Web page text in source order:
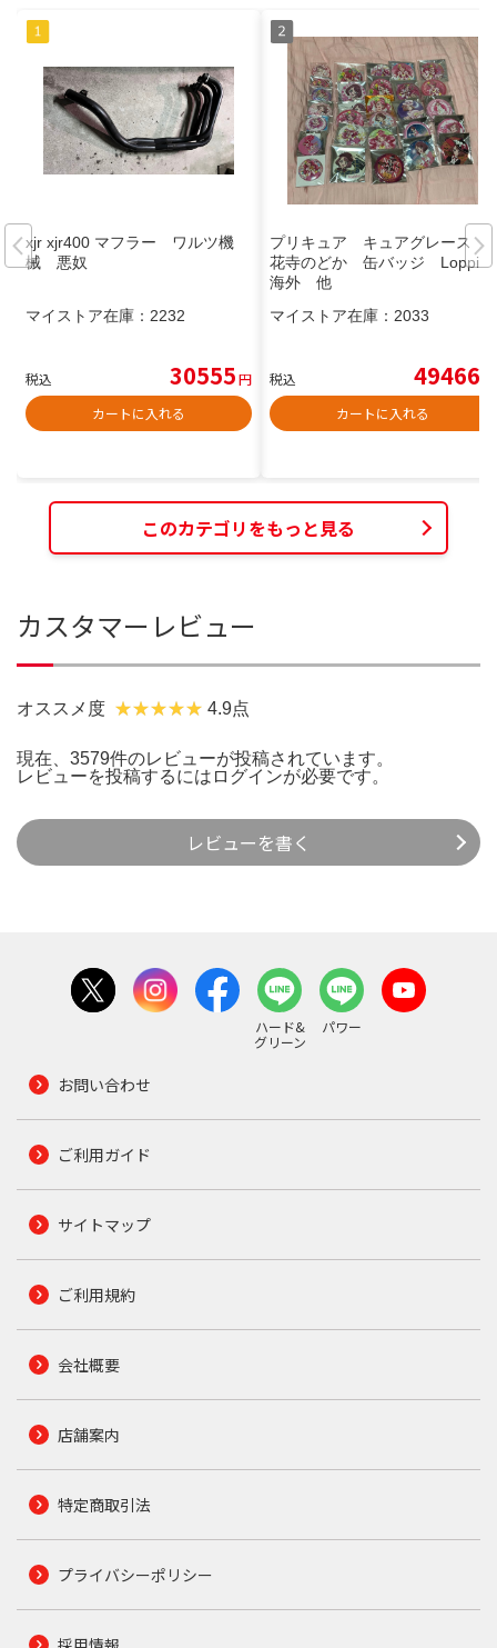
xjr xjr400 マフラー ワルツ機
械 悪奴
マイストア在庫： 2232
税込 30555円
カートに入れる
プリキュア キュアグレース
花寺のどか 缶バッジ Loppi
海外 他
マイストア在庫： 2033
税込 49466
カートに入れる
このカテゴリをもっと見る
カスタマーレビュー
オススメ度 4.9点
現在、3579件のレビューが投稿されています。
レビューを投稿するには ログインが必要です。
レビューを書く
ハード&
グリーン
パワー
お問い合わせ
ご利用ガイド
サイトマップ
ご利用規約
会社概要
店舗案内
特定商取引法
プライバシーポリシー